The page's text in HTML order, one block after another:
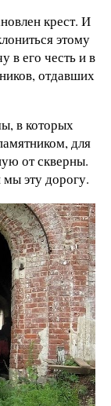
крест. И
этому
в его честь и в
отдавших
в которых
для
от скверны.
эту дорогу.